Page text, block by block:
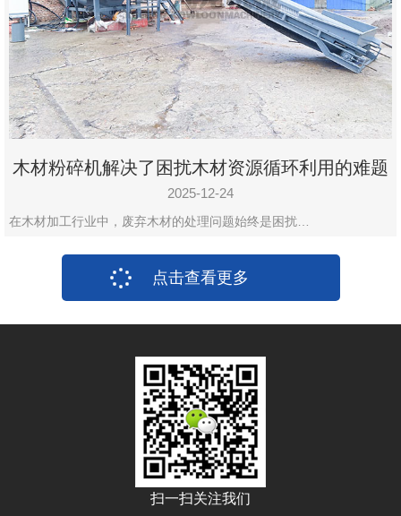
木材粉碎机解决了困扰木材资源循环利用的难题
2025-12-24
在木材加工行业中，废弃木材的处理问题始终是困扰…
点击查看更多
扫一扫关注我们